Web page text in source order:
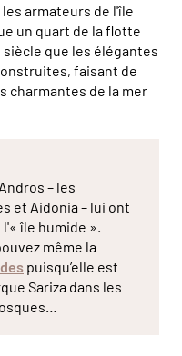
armateurs de l'île
un quart de la flotte
que les élégantes
faisant de
charmantes de la mer
– les
et Aidonia – lui ont
île humide ».
même la
puisqu’elle est
Sariza dans les